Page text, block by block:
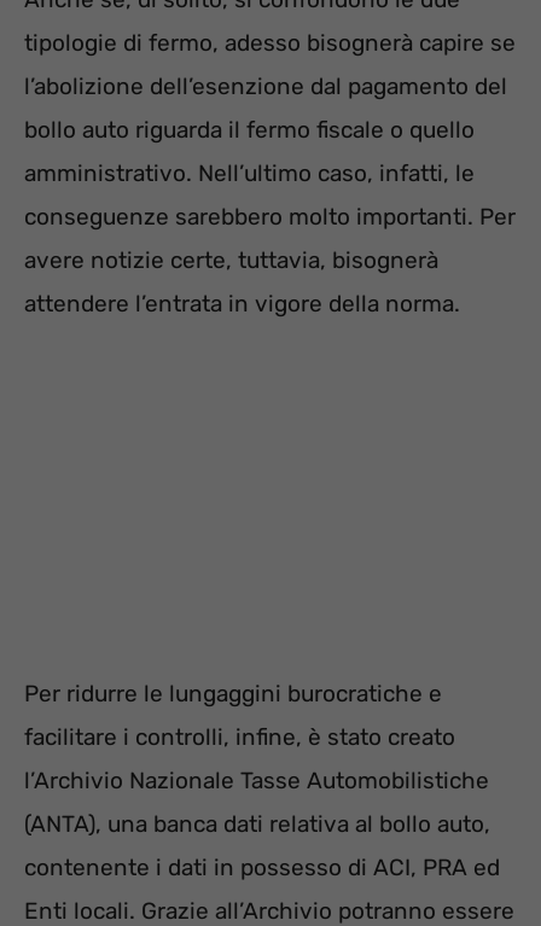
tipologie di fermo, adesso bisognerà capire se
l’abolizione dell’esenzione dal pagamento del
bollo auto riguarda il fermo fiscale o quello
amministrativo. Nell’ultimo caso, infatti, le
conseguenze sarebbero molto importanti. Per
avere notizie certe, tuttavia, bisognerà
attendere l’entrata in vigore della norma.
Per ridurre le lungaggini burocratiche e
facilitare i controlli, infine, è stato creato
l’Archivio Nazionale Tasse Automobilistiche
(ANTA), una banca dati relativa al bollo auto,
contenente i dati in possesso di ACI, PRA ed
Enti locali. Grazie all’Archivio potranno essere